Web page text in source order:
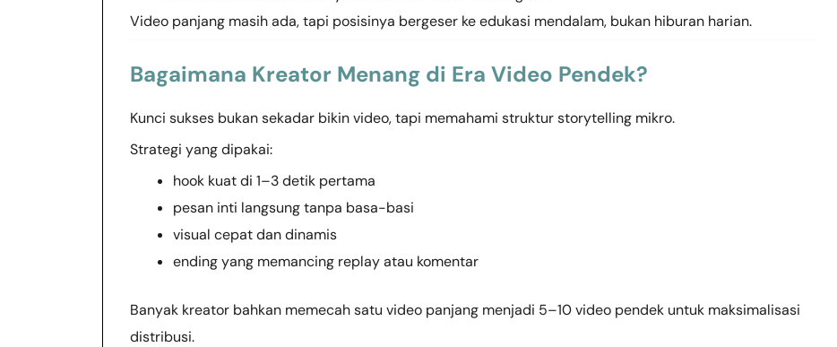
Video panjang masih ada, tapi posisinya bergeser ke edukasi mendalam, bukan hiburan harian.
Bagaimana Kreator Menang di Era Video Pendek?
Kunci sukses bukan sekadar bikin video, tapi memahami struktur storytelling mikro.
Strategi yang dipakai:
hook kuat di 1–3 detik pertama
pesan inti langsung tanpa basa-basi
visual cepat dan dinamis
ending yang memancing replay atau komentar
Banyak kreator bahkan memecah satu video panjang menjadi 5–10 video pendek untuk maksimalisasi
distribusi.